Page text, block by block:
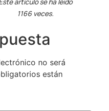
1166 veces.
no será
están